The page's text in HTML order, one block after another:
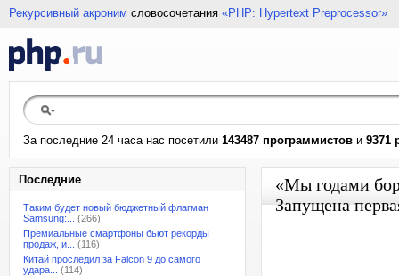
Рекурсивный акроним словосочетания «PHP: Hypertext Preprocessor»
За последние 24 часа нас посетили 143487 программистов и 9371
Последние
Таким будет новый бюджетный флагман
Samsung:...
(266)
Премиальные смартфоны бьют рекорды
продаж, и...
(116)
Китай проследил за Falcon 9 до самого
удара...
(114)
«Мы годами
Запущена